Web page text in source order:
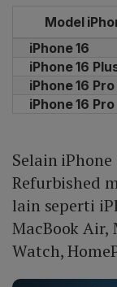
Model
iPhone 16
iPhone 16
iPhone 16 Pro
iPhone 16
Selain
Refurbished
lain seperti
MacBook Air,
Watch,